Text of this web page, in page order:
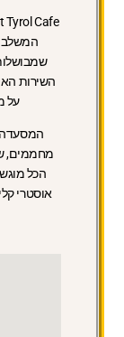
המשלב
השירות
על
המסעדה
מחממים,
הכל מוגש
אוסטרי